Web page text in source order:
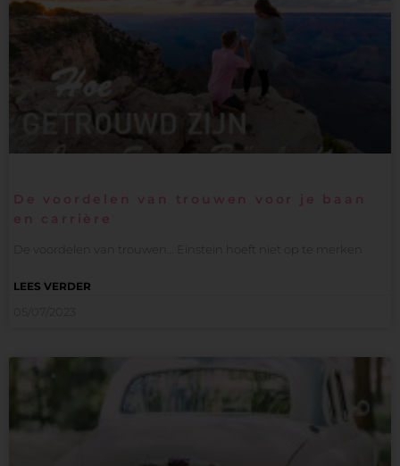
De voordelen van trouwen voor je baan
en carrière
De voordelen van trouwen… Einstein hoeft niet op te merken
LEES VERDER